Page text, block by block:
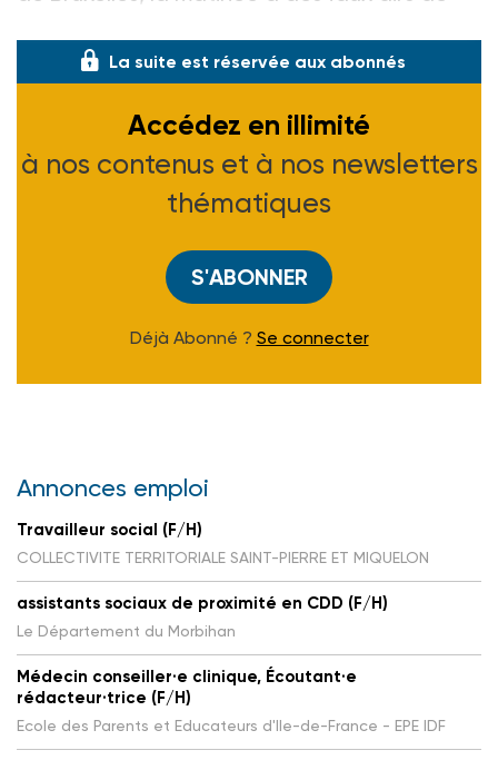
La suite est réservée aux abonnés
Accédez en illimité
à nos contenus et à nos newsletters
thématiques
S'ABONNER
Déjà Abonné ? Se connecter
Annonces emploi
Travailleur social (F/H)
COLLECTIVITE TERRITORIALE SAINT-PIERRE ET MIQUELON
assistants sociaux de proximité en CDD (F/H)
Le Département du Morbihan
Médecin conseiller·e clinique, Écoutant·e
rédacteur·trice (F/H)
Ecole des Parents et Educateurs d'Ile-de-France - EPE IDF